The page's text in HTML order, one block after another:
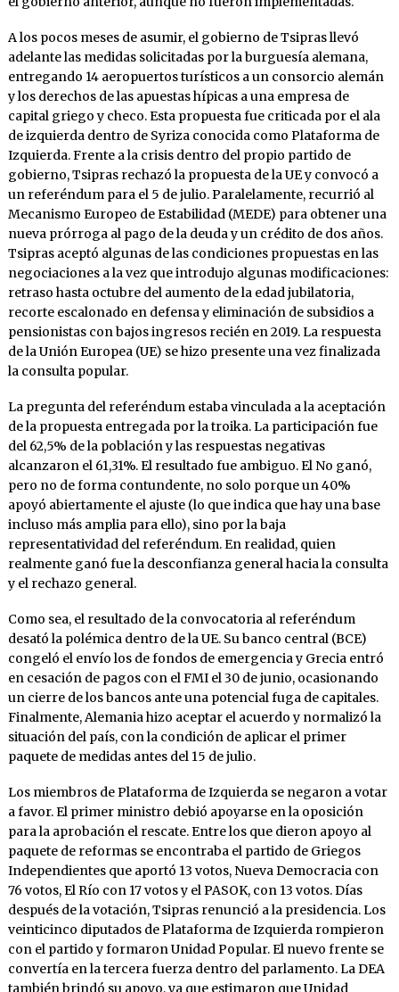
A los pocos meses de asumir, el gobierno de Tsipras llevó
adelante las medidas solicitadas por la burguesía alemana,
entregando 14 aeropuertos turísticos a un consorcio alemán
y los derechos de las apuestas hípicas a una empresa de
capital griego y checo. Esta propuesta fue criticada por el ala
de izquierda dentro de Syriza conocida como Plataforma de
Izquierda. Frente a la crisis dentro del propio partido de
gobierno, Tsipras rechazó la propuesta de la UE y convocó a
un referéndum para el 5 de julio. Paralelamente, recurrió al
Mecanismo Europeo de Estabilidad (MEDE) para obtener una
nueva prórroga al pago de la deuda y un crédito de dos años.
Tsipras aceptó algunas de las condiciones propuestas en las
negociaciones a la vez que introdujo algunas modificaciones:
retraso hasta octubre del aumento de la edad jubilatoria,
recorte escalonado en defensa y eliminación de subsidios a
pensionistas con bajos ingresos recién en 2019. La respuesta
de la Unión Europea (UE) se hizo presente una vez finalizada
la consulta popular.
La pregunta del referéndum estaba vinculada a la aceptación
de la propuesta entregada por la troika. La participación fue
del 62,5% de la población y las respuestas negativas
alcanzaron el 61,31%. El resultado fue ambiguo. El No ganó,
pero no de forma contundente, no solo porque un 40%
apoyó abiertamente el ajuste (lo que indica que hay una base
incluso más amplia para ello), sino por la baja
representatividad del referéndum. En realidad, quien
realmente ganó fue la desconfianza general hacia la consulta
y el rechazo general.
Como sea, el resultado de la convocatoria al referéndum
desató la polémica dentro de la UE. Su banco central (BCE)
congeló el envío los de fondos de emergencia y Grecia entró
en cesación de pagos con el FMI el 30 de junio, ocasionando
un cierre de los bancos ante una potencial fuga de capitales.
Finalmente, Alemania hizo aceptar el acuerdo y normalizó la
situación del país, con la condición de aplicar el primer
paquete de medidas antes del 15 de julio.
Los miembros de Plataforma de Izquierda se negaron a votar
a favor. El primer ministro debió apoyarse en la oposición
para la aprobación el rescate. Entre los que dieron apoyo al
paquete de reformas se encontraba el partido de Griegos
Independientes que aportó 13 votos, Nueva Democracia con
76 votos, El Río con 17 votos y el PASOK, con 13 votos. Días
después de la votación, Tsipras renunció a la presidencia. Los
veinticinco diputados de Plataforma de Izquierda rompieron
con el partido y formaron Unidad Popular. El nuevo frente se
convertía en la tercera fuerza dentro del parlamento. La DEA
también brindó su apoyo, ya que estimaron que Unidad